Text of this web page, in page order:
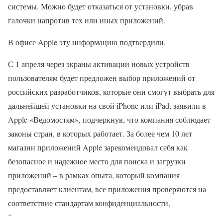
системы. Можно будет отказаться от установки, убрав
галочки напротив тех или иных приложений.
В офисе Apple эту информацию подтвердили.
С 1 апреля через экраны активации новых устройств
пользователям будет предложен выбор приложений от
российских разработчиков, которые они смогут выбрать для
дальнейшей установки на свой iPhone или iPad, заявили в
Apple «Ведомостям», подчеркнув, что компания соблюдает
законы стран, в которых работает. За более чем 10 лет
магазин приложений Apple зарекомендовал себя как
безопасное и надежное место для поиска и загрузки
приложений – в рамках опыта, который компания
предоставляет клиентам, все приложения проверяются на
соответствие стандартам конфиденциальности,